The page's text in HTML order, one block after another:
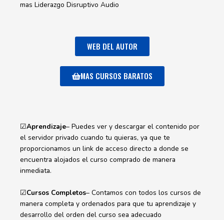
mas Liderazgo Disruptivo Audio
WEB DEL AUTOR
MAS CURSOS BARATOS
☑Aprendizaje– Puedes ver y descargar el contenido por
el servidor privado cuando tu quieras, ya que te
proporcionamos un link de acceso directo a donde se
encuentra alojados el curso comprado de manera
inmediata.
☑Cursos Completos– Contamos con todos los cursos de
manera completa y ordenados para que tu aprendizaje y
desarrollo del orden del curso sea adecuado